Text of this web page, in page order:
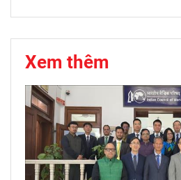
Xem thêm